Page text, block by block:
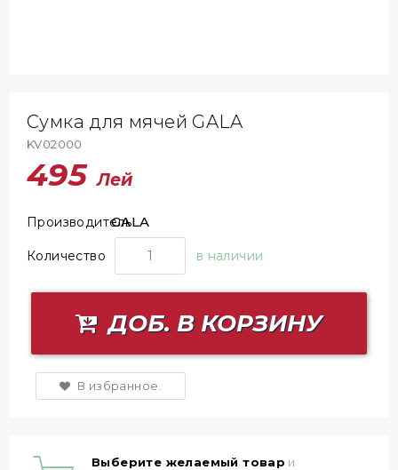
Сумка для мячей GALA
KV02000
495Лей
ПроизводительGALA
Количество в наличии
ДОБ. В КОРЗИНУ
В избранное.
Выберите желаемый товар и